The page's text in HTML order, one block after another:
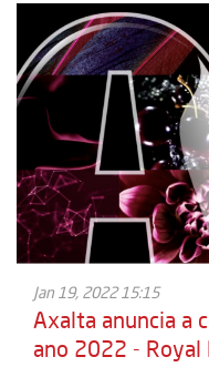
Jan 19, 2022 15:15
Axalta anuncia a
ano 2022 - Royal